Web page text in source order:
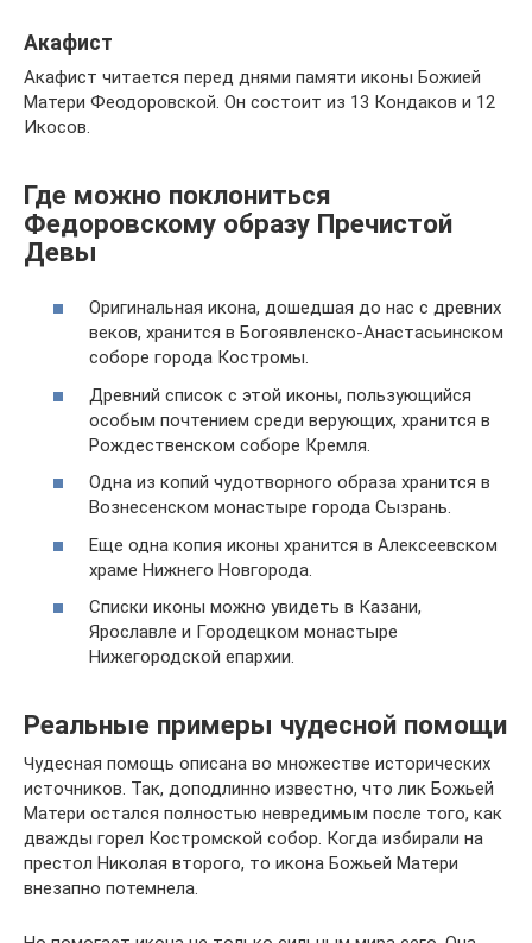
Акафист
Акафист читается перед днями памяти иконы Божией
Матери Феодоровской. Он состоит из 13 Кондаков и 12
Икосов.
Где можно поклониться
Федоровскому образу Пречистой
Девы
Оригинальная икона, дошедшая до нас с древних
веков, хранится в Богоявленско-Анастасьинском
соборе города Костромы.
Древний список с этой иконы, пользующийся
особым почтением среди верующих, хранится в
Рождественском соборе Кремля.
Одна из копий чудотворного образа хранится в
Вознесенском монастыре города Сызрань.
Еще одна копия иконы хранится в Алексеевском
храме Нижнего Новгорода.
Списки иконы можно увидеть в Казани,
Ярославле и Городецком монастыре
Нижегородской епархии.
Реальные примеры чудесной помощи
Чудесная помощь описана во множестве исторических
источников. Так, доподлинно известно, что лик Божьей
Матери остался полностью невредимым после того, как
дважды горел Костромской собор. Когда избирали на
престол Николая второго, то икона Божьей Матери
внезапно потемнела.